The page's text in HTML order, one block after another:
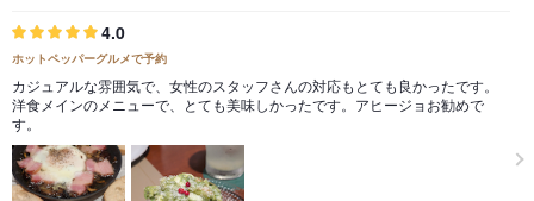
4.0
ホットペッパーグルメで予約
カジュアルな雰囲気で、女性のスタッフさんの対応もとても良かったです。
洋食メインのメニューで、とても美味しかったです。アヒージョお勧めで
す。